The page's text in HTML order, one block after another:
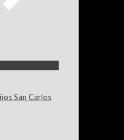
San Carlos